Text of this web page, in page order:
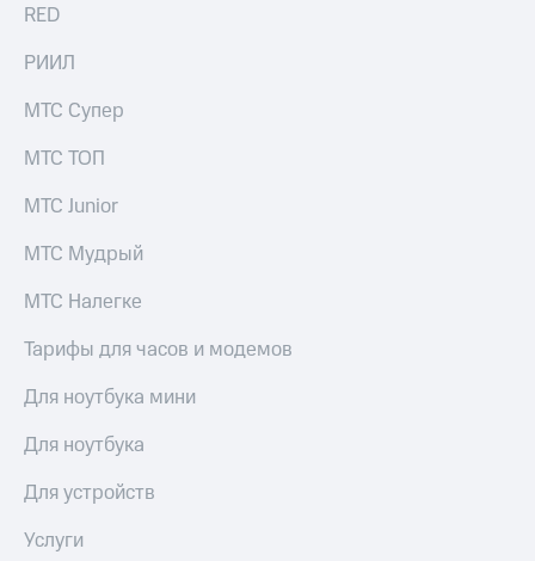
RED
РИИЛ
МТС Супер
МТС ТОП
МТС Junior
МТС Мудрый
МТС Налегке
Тарифы для часов и модемов
Для ноутбука мини
Для ноутбука
Для устройств
Услуги